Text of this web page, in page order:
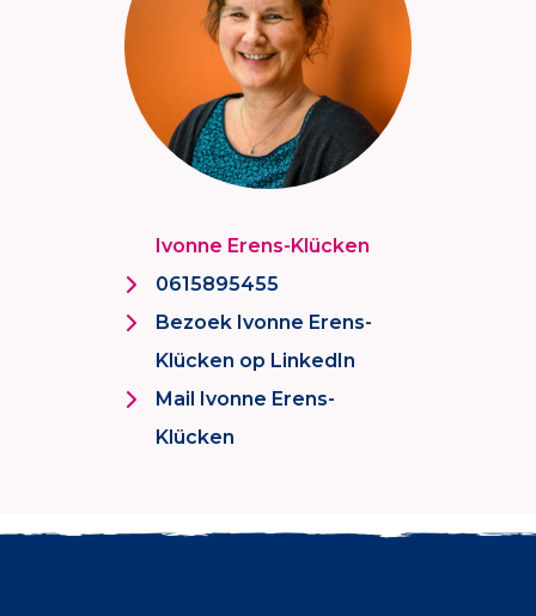
Ivonne Erens-Klücken
0615895455
Bezoek Ivonne Erens-
Klücken op LinkedIn
Mail Ivonne Erens-
Klücken